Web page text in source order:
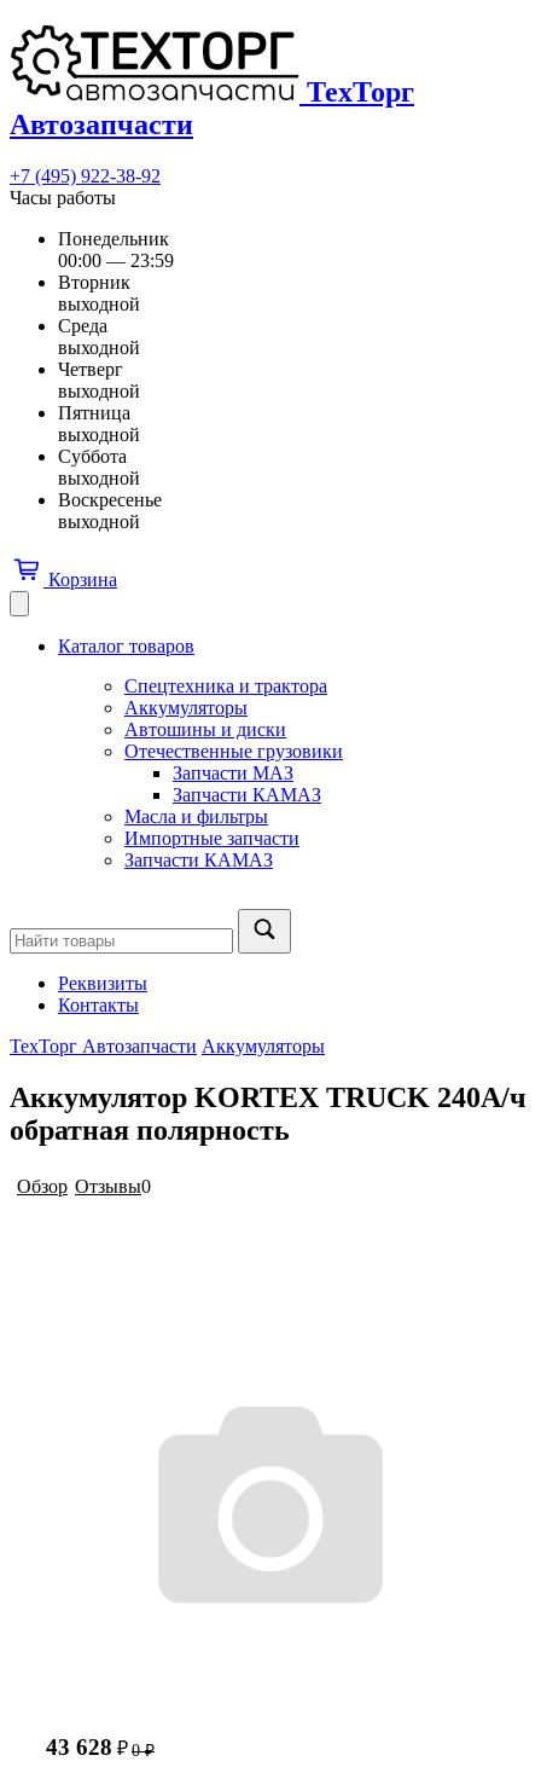
ТехТорг
Автозапчасти
+7 (495) 922-38-92
Часы работы
Понедельник
00:00 — 23:59
Вторник
выходной
Среда
выходной
Четверг
выходной
Пятница
выходной
Суббота
выходной
Воскресенье
выходной
Корзина
Каталог товаров
Спецтехника и трактора
Аккумуляторы
Автошины и диски
Отечественные грузовики
Запчасти МАЗ
Запчасти КАМАЗ
Масла и фильтры
Импортные запчасти
Запчасти КАМАЗ
Реквизиты
Контакты
ТехТорг Автозапчасти Аккумуляторы
Аккумулятор KORTEX TRUCK 240А/ч
обратная полярность
Обзор Отзывы0
43 628 ₽ 0 ₽